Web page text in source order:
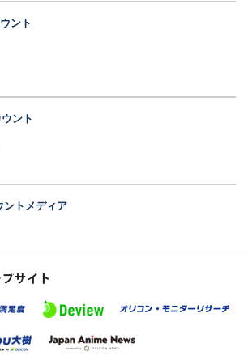
ント
ント
ントメディア